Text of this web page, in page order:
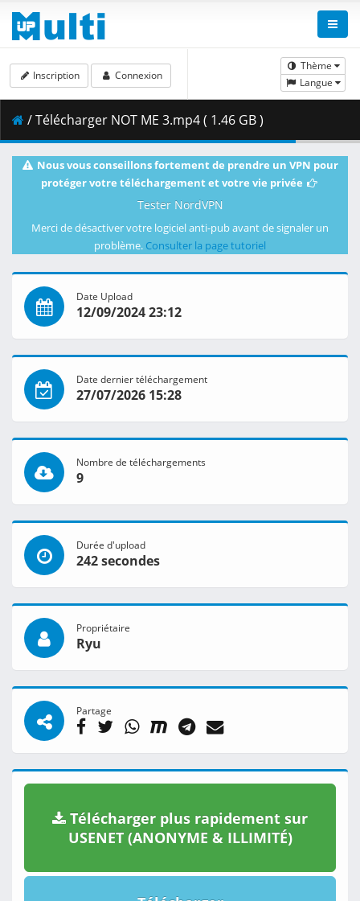
Thème
Langue
Inscription Connexion
/ Télécharger NOT ME 3.mp4 ( 1.46 GB )
Nous vous conseillons fortement de prendre un VPN pour
protéger votre téléchargement et votre vie privée
Tester NordVPN
Merci de désactiver votre logiciel anti-pub avant de signaler un
problème. Consulter la page tutoriel
Date Upload
12/09/2024 23:12
Date dernier téléchargement
27/07/2026 15:28
Nombre de téléchargements
9
Durée d'upload
242 secondes
Propriétaire
Ryu
Partage
Télécharger plus rapidement sur
USENET (ANONYME & ILLIMITÉ)